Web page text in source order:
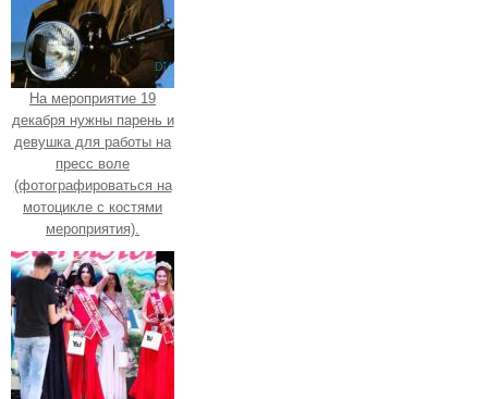
На мероприятие 19
декабря нужны парень и
девушка для работы на
пресс воле
(фотографироваться на
мотоцикле с костями
мероприятия).